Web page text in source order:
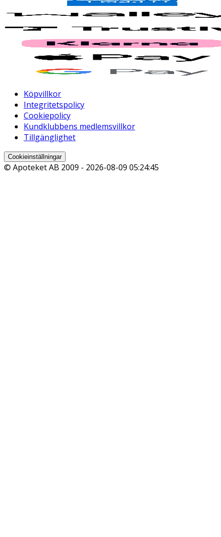
Köpvillkor
Integritetspolicy
Cookiepolicy
Kundklubbens medlemsvillkor
Tillgänglighet
Cookieinställningar
© Apoteket AB 2009 - 2026-08-09 05:24:45